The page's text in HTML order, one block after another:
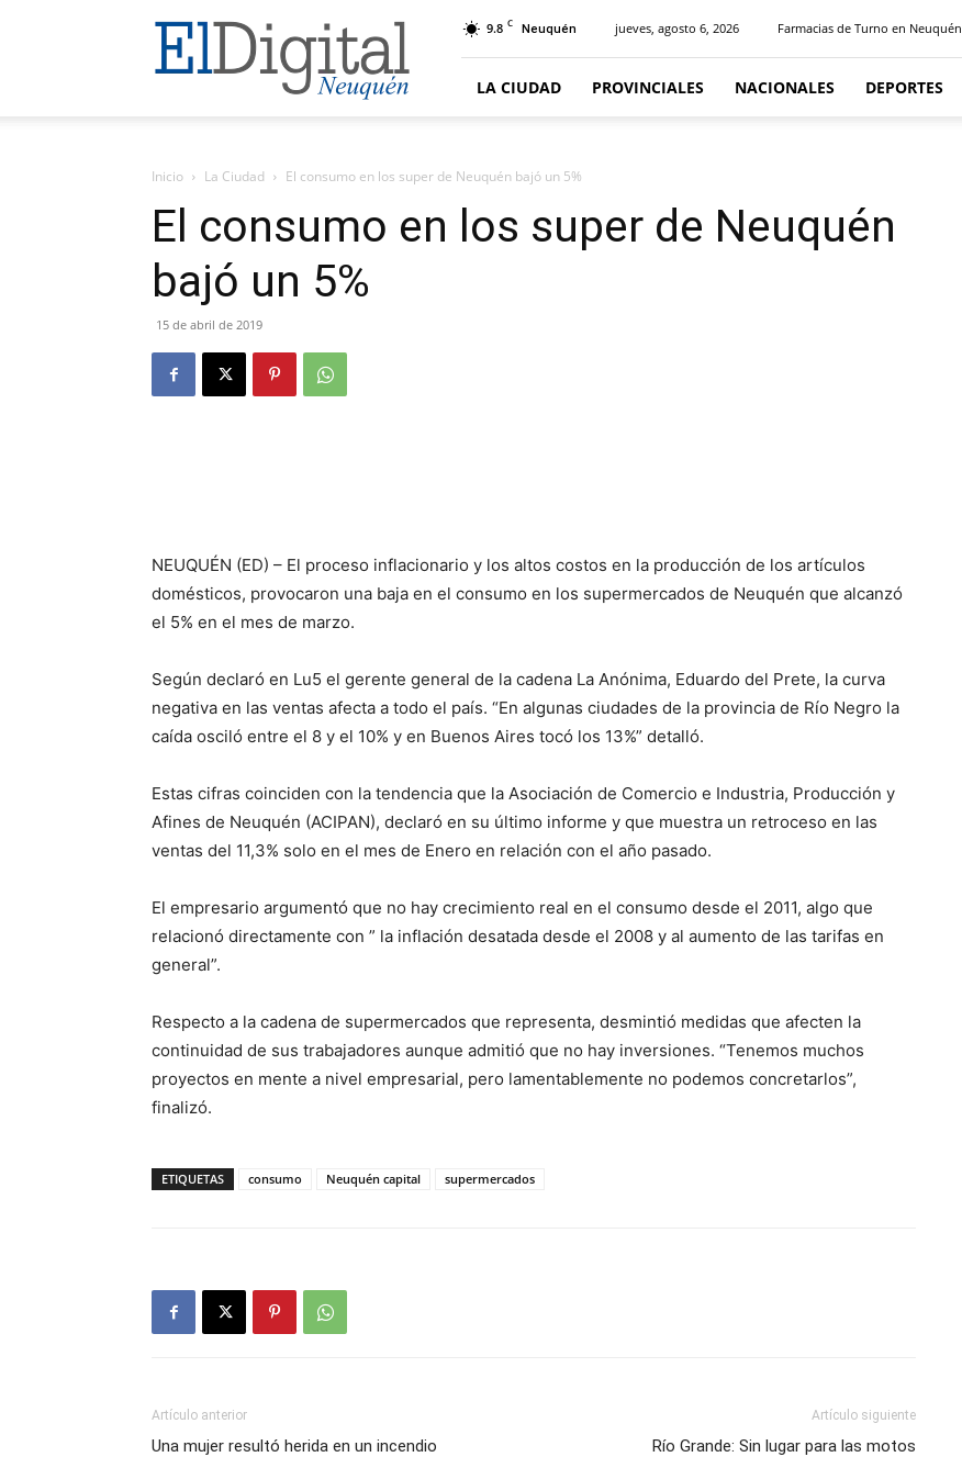
El
Digital
Neuquen
9.8 C Neuquén jueves, agosto 6, 2026 Farmacias de Turno en Neuquén
LA CIUDAD PROVINCIALES NACIONALES DEPORTES
Inicio La Ciudad El consumo en los super de Neuquén bajó un 5%
El consumo en los super de Neuquén
bajó un 5%
15 de abril de 2019
NEUQUÉN (ED) – El proceso inflacionario y los altos costos en la producción de los artículos
domésticos, provocaron una baja en el consumo en los supermercados de Neuquén que alcanzó
el 5% en el mes de marzo.
Según declaró en Lu5 el gerente general de la cadena La Anónima, Eduardo del Prete, la curva
negativa en las ventas afecta a todo el país. “En algunas ciudades de la provincia de Río Negro la
caída osciló entre el 8 y el 10% y en Buenos Aires tocó los 13%” detalló.
Estas cifras coinciden con la tendencia que la Asociación de Comercio e Industria, Producción y
Afines de Neuquén (ACIPAN), declaró en su último informe y que muestra un retroceso en las
ventas del 11,3% solo en el mes de Enero en relación con el año pasado.
El empresario argumentó que no hay crecimiento real en el consumo desde el 2011, algo que
relacionó directamente con ” la inflación desatada desde el 2008 y al aumento de las tarifas en
general”.
Respecto a la cadena de supermercados que representa, desmintió medidas que afecten la
continuidad de sus trabajadores aunque admitió que no hay inversiones. “Tenemos muchos
proyectos en mente a nivel empresarial, pero lamentablemente no podemos concretarlos”,
finalizó.
ETIQUETAS consumo Neuquén capital supermercados
Artículo anterior
Una mujer resultó herida en un incendio
Artículo siguiente
Río Grande: Sin lugar para las motos